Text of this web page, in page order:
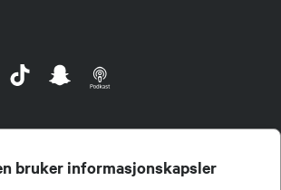
bruker informasjonskapsler